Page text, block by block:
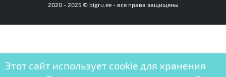
2020 - 2025 © bigru.ee - все права защищены
Этот сайт использует cookie для хранения